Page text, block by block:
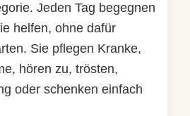
Jeden Tag begegnen
helfen, ohne dafür
Sie pflegen Kranke,
hören zu, trösten,
oder schenken einfach